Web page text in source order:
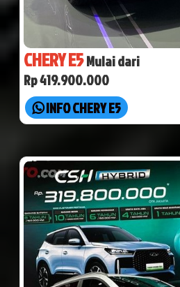
CHERY E5Mulai dari
Rp 419.900.000
INFO CHERY E5